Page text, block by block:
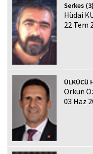
Serkes (3)
Hüdai
22 Tem
ÜLKÜCÜ
Orkun
03 Haz